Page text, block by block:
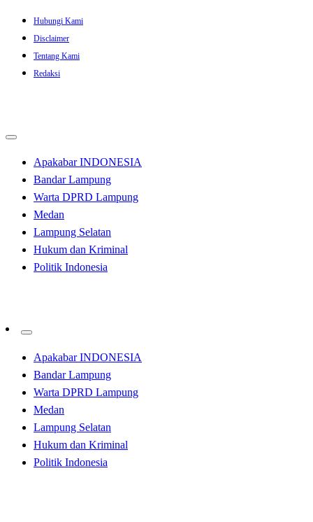
Skip
content
Hubungi Kami
Disclaimer
Tentang Kami
Redaksi
Apakabar INDONESIA
Bandar Lampung
Warta DPRD Lampung
Medan
Lampung Selatan
Hukum dan Kriminal
Politik Indonesia
Apakabar INDONESIA
Bandar Lampung
Warta DPRD Lampung
Medan
Lampung Selatan
Hukum dan Kriminal
Politik Indonesia